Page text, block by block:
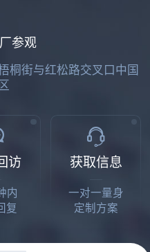
参观
桐街与红松路交叉口中国
访
内
复
获取信息
一对一量身
定制方案
碎线一条，多少钱